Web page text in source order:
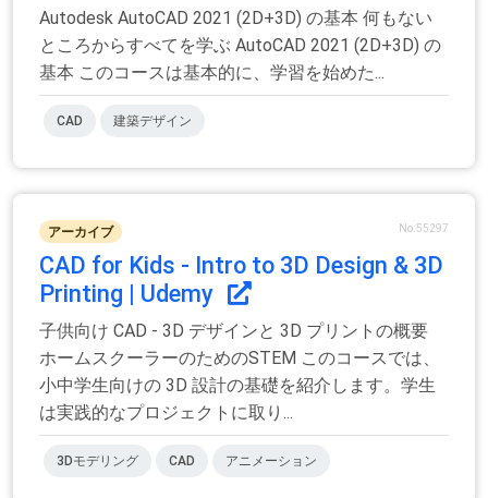
Autodesk AutoCAD 2021 (2D+3D) の基本 何もない
ところからすべてを学ぶ AutoCAD 2021 (2D+3D) の
基本 このコースは基本的に、学習を始めた...
CAD 建築デザイン
アーカイブ No.55297
CAD for Kids - Intro to 3D Design & 3D
Printing | Udemy
子供向け CAD - 3D デザインと 3D プリントの概要
ホームスクーラーのためのSTEM このコースでは、
小中学生向けの 3D 設計の基礎を紹介します。学生
は実践的なプロジェクトに取り...
3Dモデリング CAD アニメーション